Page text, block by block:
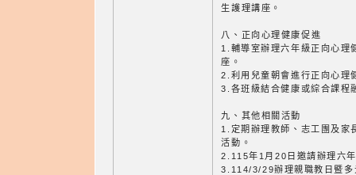
生護理講座。
八、正向心理健康促進
1.輔導室辦理六年級正向心理
座。
2.利用兒童朝會進行正向心理
3.各班級結合健康或綜合課程
九、其他相關活動
1.定期辦理教師、志工團及家
活動。
2.115年1月20日邀請辦理六
3.114/3/29辦理親職教日暨多